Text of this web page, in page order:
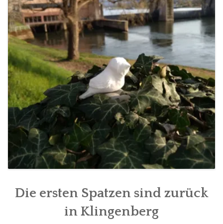
FÜR MITGLIEDER
PARTNER
IMPRESSUM
Die ersten Spatzen sind zurück
in Klingenberg